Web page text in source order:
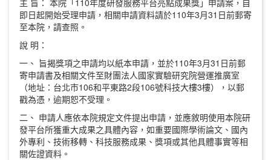
即日起開始受理申請，相關申請資料請於110年3月31日前郵寄
至本院，請查照。
說 明：
一、 旨揭獎項之申請均以紙本申請，並於110年3月31日前郵
寄申請書及相關文件至財團法人國家實驗研究院營運推廣室
（地址：台北市106和平東路2段106號科技大樓3樓），以郵
戳為憑，逾期恕不受理。
二、 申請人應依本院規定文件提出申請，並應敘明使用本院研
發平台所獲重大成果之具體內容，如重要國際學術論文、國內
外專利、技術移轉、科技服務成果、獎項或其他具體事實等相
關佐證資料。